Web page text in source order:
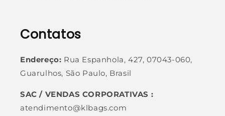
Contatos
Endereço: Rua Espanhola, 427, 07043-060,
Guarulhos, São Paulo, Brasil
SAC / VENDAS CORPORATIVAS :
atendimento@klbags.com